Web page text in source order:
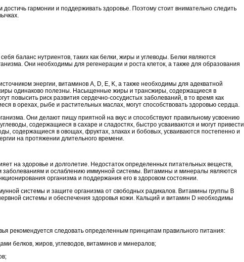
гармонии и поддерживать здоровье. Поэтому стоит внимательно следить
баланс нутриентов, таких как белки, жиры и углеводы. Белки являются
Они необходимы для регенерации и роста клеток, а также для образования
энергии, витаминов A, D, E, K, а также необходимы для адекватной
одинаково полезны. Насыщенные жиры и трансжиры, содержащиеся в
повысить риск развития сердечно-сосудистых заболеваний, в то время как
орехах, рыбе и растительных маслах, могут способствовать здоровью сердца.
Они делают пищу приятной на вкус и способствуют правильному усвоению
содержащиеся в сахаре и сладостях, быстро усваиваются и могут привести
содержащиеся в овощах, фруктах, злаках и бобовых, усваиваются постепенно и
на протяжении длительного времени.
на здоровье и долголетие. Недостаток определенных питательных веществ,
заболеваниям и ослаблению иммунной системы. Витамины и минералы являются
организма и поддержания его в здоровом состоянии.
системы и защите организма от свободных радикалов. Витамины группы В
системы и обеспечения здоровья кожи. Кальций и витамин D необходимы
рекомендуется следовать определенным принципам правильного питания:
белков, жиров, углеводов, витаминов и минералов;